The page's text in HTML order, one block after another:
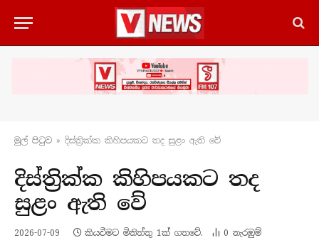
මුල් පිටු​ව » දිස්ත්‍රික්ක කිහිපයකට තද සුළං ඇති වේ
දිස්ත්‍රික්ක කිහිපයකට තද
සුළං ඇති වේ
2026-07-09 කියවීමට මිනිත්තු 1ක් ගතවේ. 0 නැරඹු​ම්